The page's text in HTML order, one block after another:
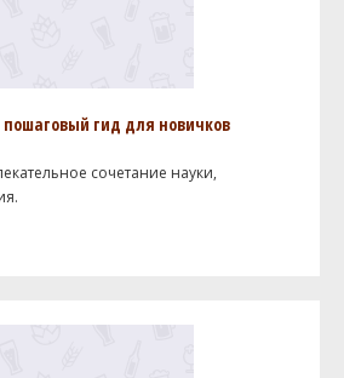
гид для новичков
сочетание науки,